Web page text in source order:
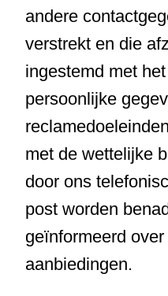
andere
verstrekt en die
ingestemd met
persoonlijke
met de wettelijke
door ons
post worden
geïnformeerd
aanbiedingen.